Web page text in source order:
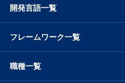
開発言語一覧
フレームワーク一覧
職種一覧